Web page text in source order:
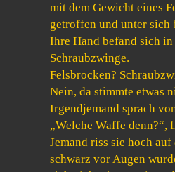
mit dem Gewicht eines
getroffen und unter sich
Ihre Hand befand sich
Schraubzwinge.
Felsbrocken?
Nein, da stimmte etwas
Irgendjemand sprach
„Welche Waffe denn?“,
Jemand riss sie hoch
schwarz vor Augen